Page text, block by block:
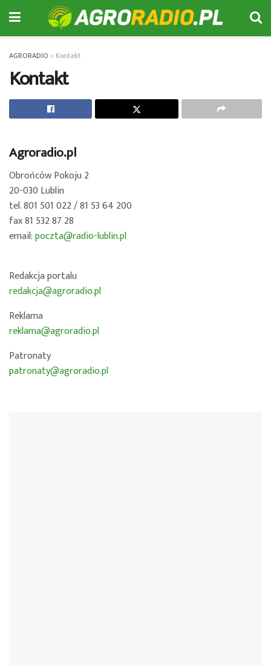
AGRORADIO > Kontakt
Kontakt
Agroradio.pl
Obrońców Pokoju 2
20-030 Lublin
tel. 801 501 022 / 81 53 64 200
fax 81 532 87 28
email:poczta@radio-lublin.pl
Redakcja portalu
redakcja@agroradio.pl
Reklama
reklama@agroradio.pl
Patronaty
patronaty@agroradio.pl